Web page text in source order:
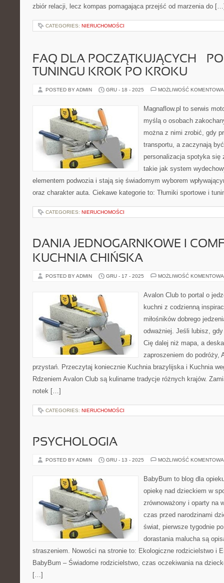
zbiór relacji, lecz kompas pomagająca przejść od marzenia do
CATEGORIES: NIERUCHOMOŚCI
FAQ DLA POCZĄTKUJĄCYCH –
TUNINGU KROK PO KROKU
POSTED BY ADMIN GRU - 18 - 2025 MOŻLIWOŚĆ
Magnaflow.pl to serwis
myślą o osobach
można z nimi zrobić, gdy
transportu, a zaczynają
personalizacja spotyka się
takie jak system
elementem podwozia i stają się świadomym wyborem
oraz charakter auta. Ciekawe kategorie to: Tłumiki sportowe i
CATEGORIES: NIERUCHOMOŚCI
DANIA JEDNOGARNKOWE I
KUCHNIA CHIŃSKA
POSTED BY ADMIN GRU - 17 - 2025 MOŻLIWOŚĆ
Avalon Club to portal o
kuchni z codzienną
miłośników dobrego
odważniej. Jeśli lubisz,
Cię dalej niż mapa, a
zaproszeniem do podróży,
przystań. Przeczytaj koniecznie Kuchnia brazylijska i Kuchnia
Rdzeniem Avalon Club są kulinarne tradycje różnych krajów.
notek […]
CATEGORIES: NIERUCHOMOŚCI
PSYCHOLOGIA
POSTED BY ADMIN GRU - 13 - 2025 MOŻLIWOŚĆ
BabyBum to blog dla
opiekę nad dzieckiem w
zrównoważony i oparty na
czas przed narodzinami
świat, pierwsze tygodnie
dorastania malucha są
straszeniem. Nowości na stronie to: Ekologiczne rodzicielstwo i
BabyBum – Świadome rodzicielstwo, czas oczekiwania na
[…]